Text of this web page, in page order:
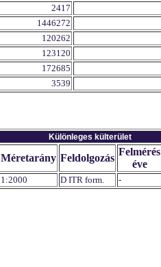
2417
1446272
120262
123120
172685
3539
Különleges külterület
Méretarány Feldolgozás
Felmérés
éve
1:2000 D ITR form. -